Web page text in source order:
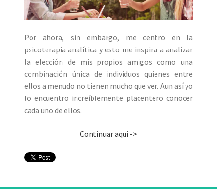
Por ahora, sin embargo, me centro en la
psicoterapia analítica y esto me inspira a analizar
la elección de mis propios amigos como una
combinación única de individuos quienes entre
ellos a menudo no tienen mucho que ver. Aun así yo
lo encuentro increíblemente placentero conocer
cada uno de ellos.
Continuar aqui ->